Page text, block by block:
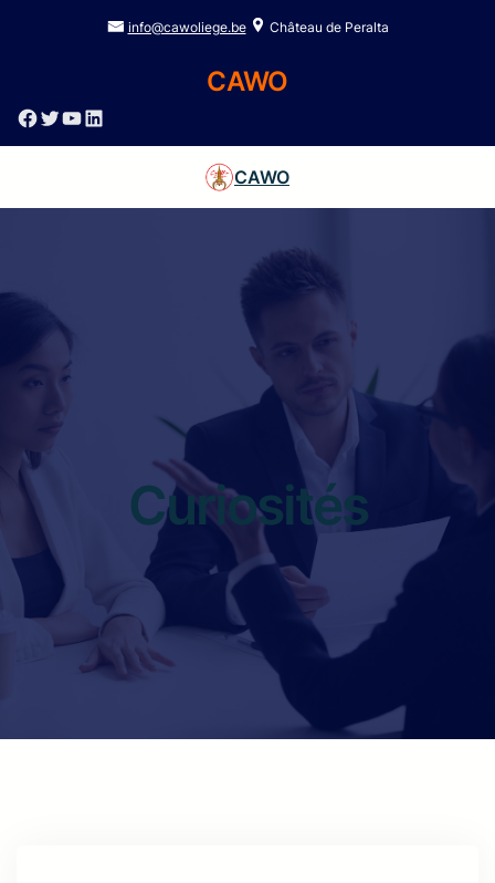
info@cawoliege.be Château de Peralta
CAWO
Facebook Twitter YouTube LinkedIn
CAWO
Curiosités